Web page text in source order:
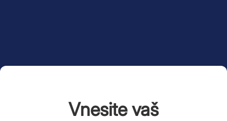
Vnesite vaš